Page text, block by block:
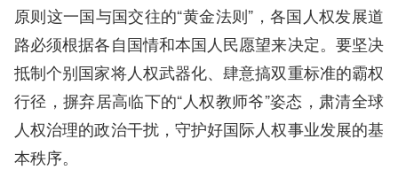
原则这一国与国交往的“黄金法则”，各国人权发展道
路必须根据各自国情和本国人民愿望来决定。要坚决
抵制个别国家将人权武器化、肆意搞双重标准的霸权
行径，摒弃居高临下的“人权教师爷”姿态，肃清全球
人权治理的政治干扰，守护好国际人权事业发展的基
本秩序。